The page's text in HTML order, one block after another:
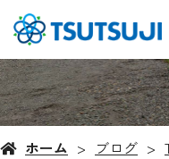
ホーム ブログ